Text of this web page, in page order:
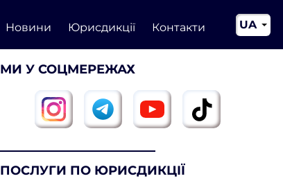
Новини Юрисдикції Контакти
UA
EN
МИ У СОЦМЕРЕЖАХ
ПОСЛУГИ ПО ЮРИСДИКЦІЇ